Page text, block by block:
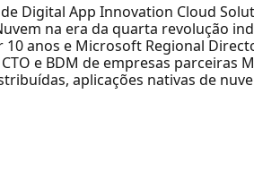
Digital App Innovation Cloud
na era da quarta revolução
anos e Microsoft Regional
e BDM de empresas
aplicações nativas de